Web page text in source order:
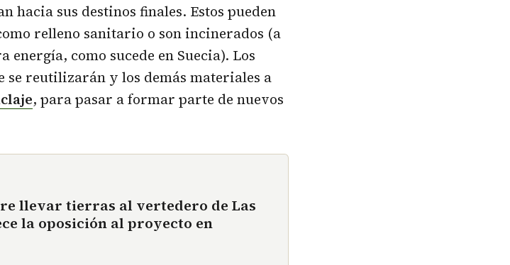
hacia sus destinos finales. Estos pueden
relleno sanitario o son incinerados (a
energía, como sucede en Suecia). Los
se reutilizarán y los demás materiales a
, para pasar a formar parte de nuevos
llevar tierras al vertedero de Las
la oposición al proyecto en